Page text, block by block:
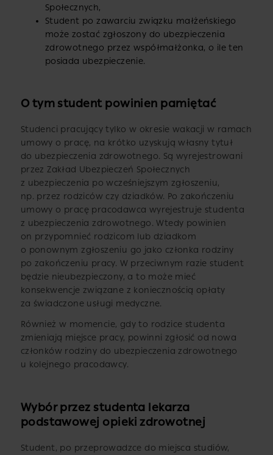
Społecznych,
Student po zawarciu związku małżeńskiego
może zostać zgłoszony do ubezpieczenia
zdrowotnego przez współmałżonka, o ile ten
posiada ubezpieczenie.
O tym student powinien pamiętać
Studenci pracujący tylko w okresie wakacji w ramach
umowy o pracę, na krótko uzyskują własny tytuł
do ubezpieczenia zdrowotnego. Są wyrejestrowani
przez Zakład Ubezpieczeń Społecznych
z ubezpieczenia po wcześniejszym zgłoszeniu,
np. przez rodziców czy dziadków. Po zakończeniu
umowy o pracę pracodawca wyrejestruje studenta
z ubezpieczenia zdrowotnego. Wtedy powinien
on przypomnieć rodzicom lub dziadkom
o ponownym zgłoszeniu go jako członka rodziny
po zakończeniu pracy. W przeciwnym razie student
będzie nieubezpieczony, a to może mieć
konsekwencje związane z koniecznością opłaty
za świadczone usługi medyczne.
Również w momencie, gdy to rodzice studenta
zmieniają miejsce pracy, powinni zgłosić od nowa
członków rodziny do ubezpieczenia zdrowotnego
u kolejnego pracodawcy.
Wybór przez studenta lekarza
podstawowej opieki zdrowotnej
Student, po przeprowadzce do miejsca studiów,